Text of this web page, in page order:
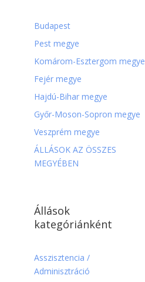
Budapest
Pest megye
Komárom-Esztergom megye
Fejér megye
Hajdú-Bihar megye
Győr-Moson-Sopron megye
Veszprém megye
ÁLLÁSOK AZ ÖSSZES
MEGYÉBEN
Állások
kategóriánként
Asszisztencia /
Adminisztráció